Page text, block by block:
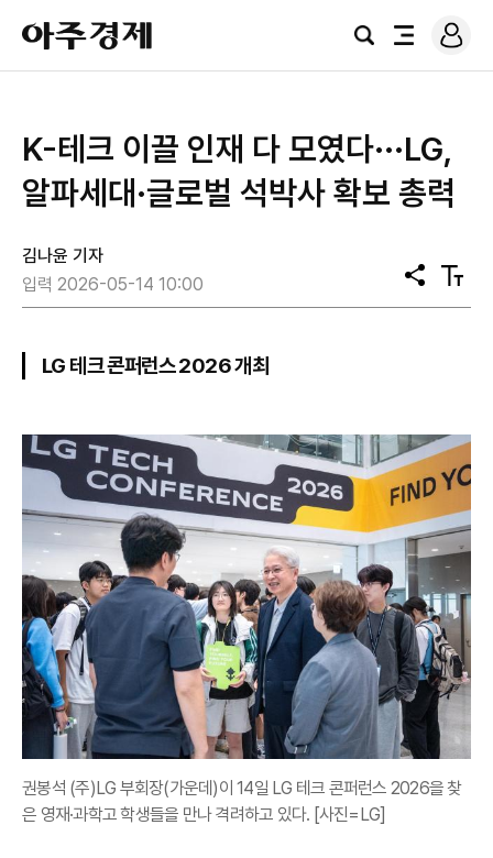
아
주
경
검
전
로
그
K-테크 이끌 인재 다 모였다···LG,
알파세대·글로벌 석박사 확보 총력
김나윤 기자
입력 2026-05-14 10:00
공
유
텍
스
LG 테크 콘퍼런스 2026 개최
권봉석 (주)LG 부회장(가운데)이 14일 LG 테크 콘퍼런스 2026을 찾
은 영재·과학고 학생들을 만나 격려하고 있다. [사진=LG]